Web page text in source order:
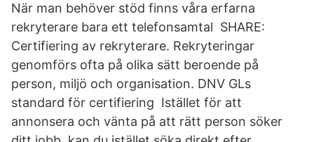
När man behöver stöd finns våra erfarna
rekryterare bara ett telefonsamtal SHARE:
Certifiering av rekryterare. Rekryteringar
genomförs ofta på olika sätt beroende på
person, miljö och organisation. DNV GLs
standard för certifiering Istället för att
annonsera och vänta på att rätt person söker